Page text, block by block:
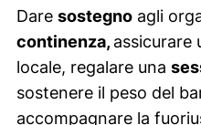
Dare sostegnoagli
continenza, assicurare
locale, regalare una
sostenere il peso del
accompagnare la